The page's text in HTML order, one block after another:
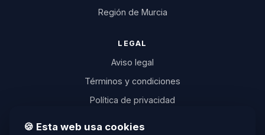
Región de Murcia
LEGAL
Aviso legal
Términos y condiciones
Política de privacidad
🍪 Esta web usa cookies